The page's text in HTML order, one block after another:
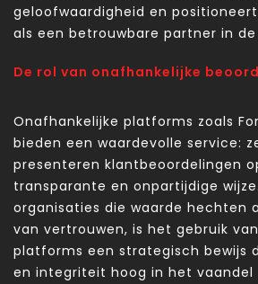
geloofwaardigheid en
als een betrouwbare partner in
De rol van onafhankelijke
Onafhankelijke platforms zoals
bieden een waardevolle service:
presenteren klantbeoordelingen
transparante en onpartijdige
organisaties die waarde hechten
van vertrouwen, is het gebruik
platforms een strategisch bewijs
en integriteit hoog in het vaandel